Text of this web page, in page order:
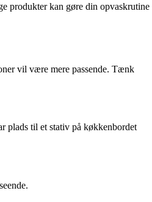
produkter kan gøre din opvaskrutine
vil være mere passende. Tænk
plads til et stativ på køkkenbordet